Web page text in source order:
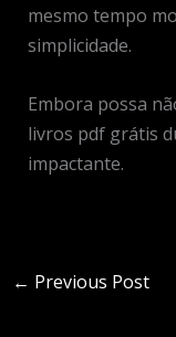
mesmo tempo
simplicidade.
Embora possa
livros pdf grátis
impactante.
← Previous Post